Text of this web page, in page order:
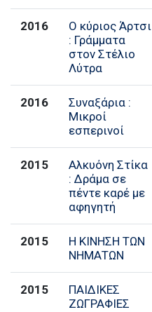
2016
Ο κύριος Άρτσι
: Γράμματα
στον Στέλιο
Λύτρα
2016
Συναξάρια :
Μικροί
εσπερινοί
2015
Αλκυόνη Στίκα
: Δράμα σε
πέντε καρέ με
αφηγητή
2015
Η ΚΙΝΗΣΗ ΤΩΝ
ΝΗΜΑΤΩΝ
2015
ΠΑΙΔΙΚΕΣ
ΖΩΓΡΑΦΙΕΣ